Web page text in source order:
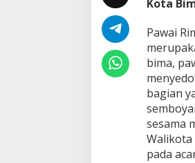
Kota
Pawai
bima,
bagian
sesama
Walikota
pada